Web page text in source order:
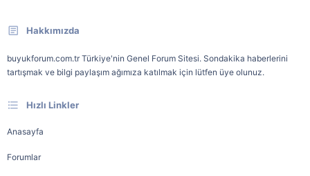
Hakkımızda
buyukforum.com.tr Türkiye'nin Genel Forum Sitesi. Sondakika haberlerini
tartışmak ve bilgi paylaşım ağımıza katılmak için lütfen üye olunuz.
Hızlı Linkler
Anasayfa
Forumlar